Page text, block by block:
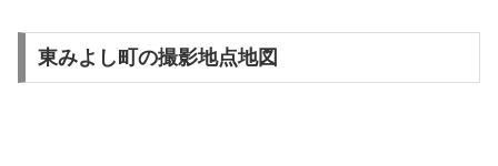
東みよし町の撮影地点地図